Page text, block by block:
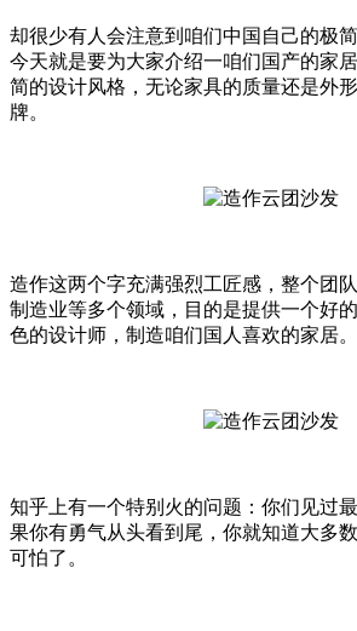
却很少有人会注意到咱们中国自己的极
今天就是要为大家介绍一咱们国产的家
简的设计风格，无论家具的质量还是外
牌。
造作这两个字充满强烈工匠感，整个团
制造业等多个领域，目的是提供一个好
色的设计师，制造咱们国人喜欢的家居。
知乎上有一个特别火的问题：你们见过
果你有勇气从头看到尾，你就知道大多
可怕了。